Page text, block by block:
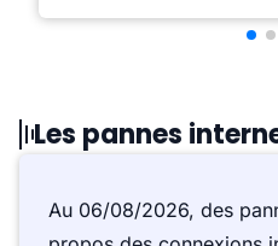
Les pannes
Au 06/08/2026, des